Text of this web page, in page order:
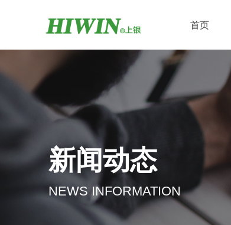
首页
新闻动态
NEWS INFORMATION